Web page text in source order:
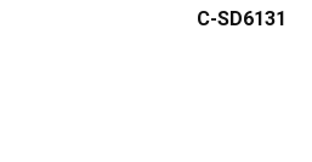
C-SD6131